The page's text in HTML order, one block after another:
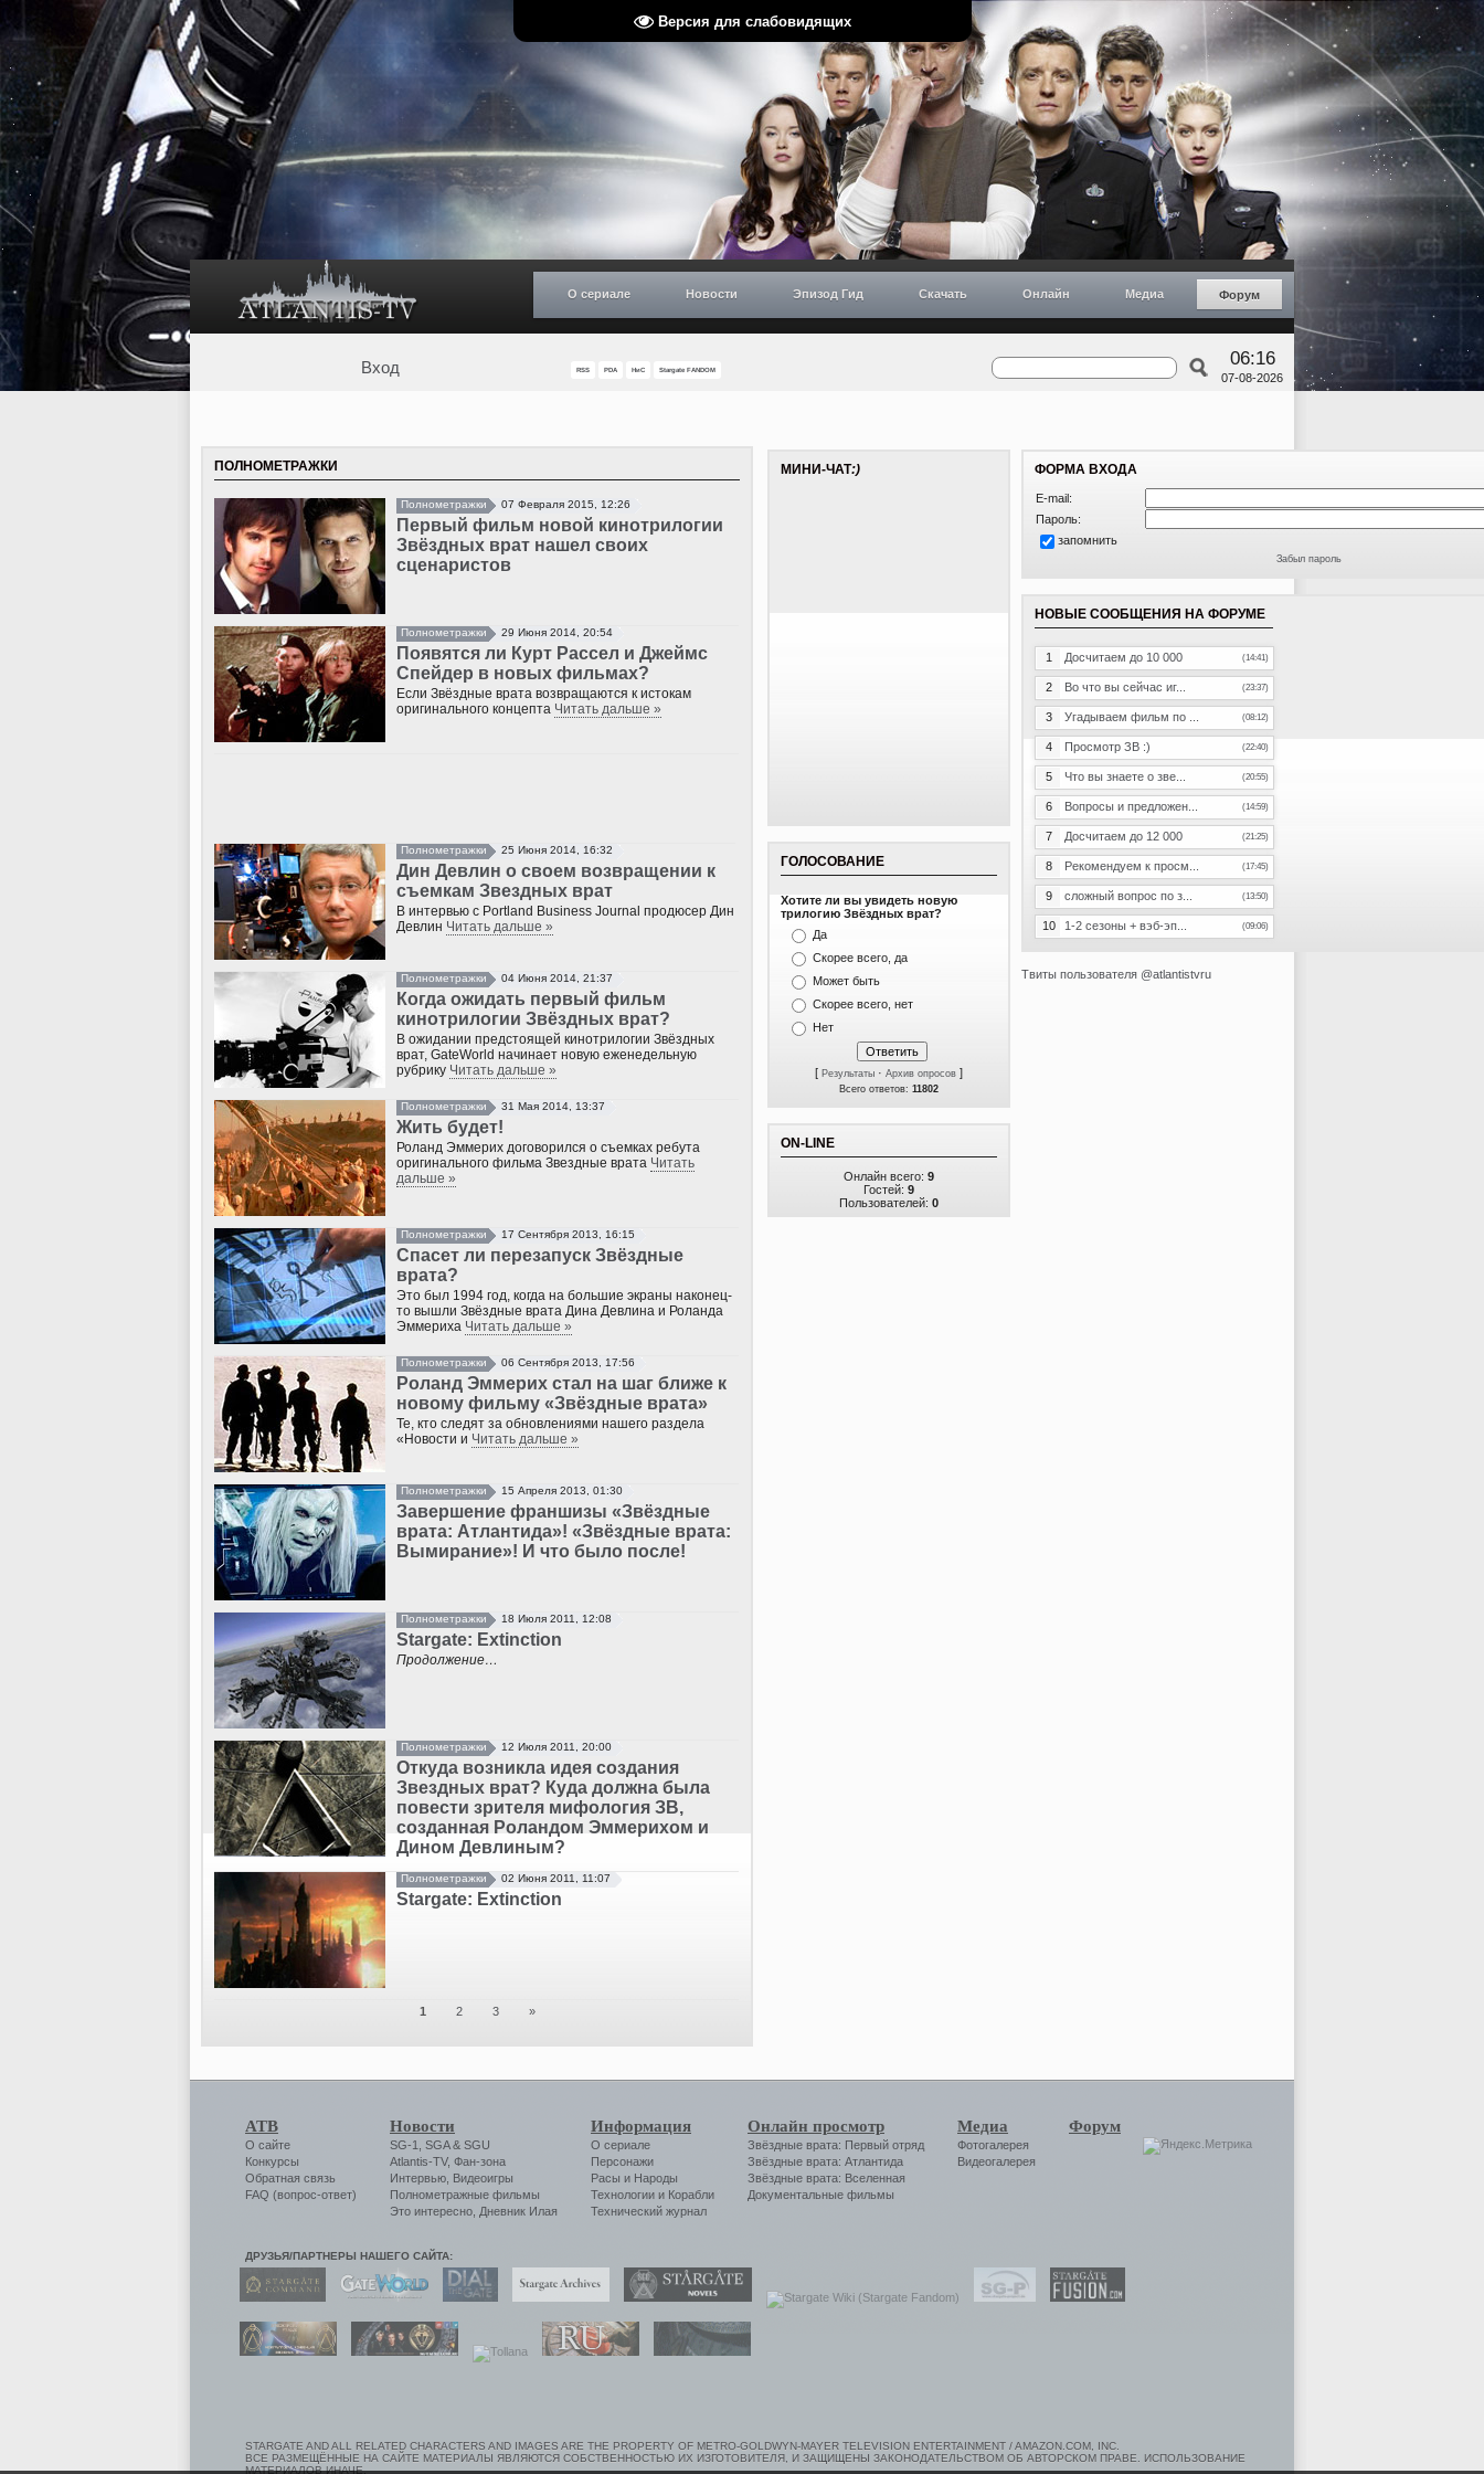
Версия для слабовидящих
О сериале Новости Эпизод Гид Скачать Онлайн Медиа Форум
Вход RSS PDA НиС Stargate FANDOM
06:16
07-08-2026
ПОЛНОМЕТРАЖКИ
Полнометражки 07 Февраля 2015, 12:26
Первый фильм новой кинотрилогии
Звёздных врат нашел своих
сценаристов
Полнометражки 29 Июня 2014, 20:54
Появятся ли Курт Рассел и Джеймс
Спейдер в новых фильмах?
Если Звёздные врата возвращаются к истокам
оригинального концепта Читать дальше »
Полнометражки 25 Июня 2014, 16:32
Дин Девлин о своем возвращении к
съемкам Звездных врат
В интервью с Portland Business Journal продюсер Дин
Девлин Читать дальше »
Полнометражки 04 Июня 2014, 21:37
Когда ожидать первый фильм
кинотрилогии Звёздных врат?
В ожидании предстоящей кинотрилогии Звёздных
врат, GateWorld начинает новую еженедельную
рубрику Читать дальше »
Полнометражки 31 Мая 2014, 13:37
Жить будет!
Роланд Эммерих договорился о съемках ребута
оригинального фильма Звездные врата Читать
дальше »
Полнометражки 17 Сентября 2013, 16:15
Спасет ли перезапуск Звёздные
врата?
Это был 1994 год, когда на большие экраны наконец-
то вышли Звёздные врата Дина Девлина и Роланда
Эммериха Читать дальше »
Полнометражки 06 Сентября 2013, 17:56
Роланд Эммерих стал на шаг ближе к
новому фильму «Звёздные врата»
Те, кто следят за обновлениями нашего раздела
«Новости и Читать дальше »
Полнометражки 15 Апреля 2013, 01:30
Завершение франшизы «Звёздные
врата: Атлантида»! «Звёздные врата:
Вымирание»! И что было после!
Полнометражки 18 Июля 2011, 12:08
Stargate: Extinction
Продолжение…
Полнометражки 12 Июля 2011, 20:00
Откуда возникла идея создания
Звездных врат? Куда должна была
повести зрителя мифология ЗВ,
созданная Роландом Эммерихом и
Дином Девлиным?
Полнометражки 02 Июня 2011, 11:07
Stargate: Extinction
1 2 3 »
МИНИ-ЧАТ:)
ГОЛОСОВАНИЕ
Хотите ли вы увидеть новую
трилогию Звёздных врат?
Да
Скорее всего, да
Может быть
Скорее всего, нет
Нет
[ Результаты · Архив опросов ]
Всего ответов: 11802
ON-LINE
Онлайн всего: 9
Гостей: 9
Пользователей: 0
ФОРМА ВХОДА
E-mail:
Пароль:
запомнить
Забыл пароль
НОВЫЕ СООБЩЕНИЯ НА ФОРУМЕ
1 Досчитаем до 10 000 (14:41)
2 Во что вы сейчас иг... (23:37)
3 Угадываем фильм по ... (08:12)
4 Просмотр ЗВ :) (22:40)
5 Что вы знаете о зве... (20:55)
6 Вопросы и предложен... (14:59)
7 Досчитаем до 12 000 (21:25)
8 Рекомендуем к просм... (17:45)
9 сложный вопрос по з... (13:50)
10 1-2 сезоны + вэб-эп... (09:06)
Твиты пользователя @atlantistvru
АТВ
О сайте
Конкурсы
Обратная связь
FAQ (вопрос-ответ)
Новости
SG-1 SGA& SGU
Atlantis-TV, Фан-зона
Интервью Видеоигры
Полнометражные фильмы
Это интересно Дневник Илая
Информация
О сериале
Персонажи
Расы и Народы
Технологии и Корабли
Технический журнал
Онлайн просмотр
Звёздные врата: Первый отряд
Звёздные врата: Атлантида
Звёздные врата: Вселенная
Документальные фильмы
Медиа
Фотогалерея
Видеогалерея
Форум
ДРУЗЬЯ/ПАРТНЕРЫ НАШЕГО САЙТА:
STARGATE AND ALL RELATED CHARACTERS AND IMAGES ARE THE PROPERTY OF METRO-GOLDWYN-MAYER TELEVISION ENTERTAINMENT / AMAZON.COM, INC.
ВСЕ РАЗМЕЩЁННЫЕ НА САЙТЕ МАТЕРИАЛЫ ЯВЛЯЮТСЯ СОБСТВЕННОСТЬЮ ИХ ИЗГОТОВИТЕЛЯ, И ЗАЩИЩЕНЫ ЗАКОНОДАТЕЛЬСТВОМ ОБ АВТОРСКОМ ПРАВЕ. ИСПОЛЬЗОВАНИЕ
МАТЕРИАЛОВ ИНАЧЕ,